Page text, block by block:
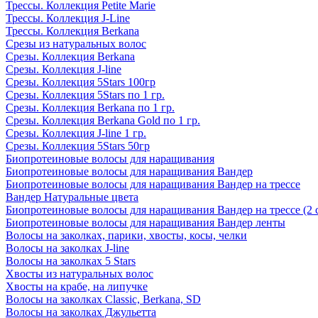
Трессы. Коллекция Petite Marie
Трессы. Коллекция J-Line
Трессы. Коллекция Berkana
Срезы из натуральных волос
Срезы. Коллекция Berkana
Срезы. Коллекция J-line
Срезы. Коллекция 5Stars 100гр
Срезы. Коллекция 5Stars по 1 гр.
Срезы. Коллекция Berkana по 1 гр.
Срезы. Коллекция Berkana Gold по 1 гр.
Срезы. Коллекция J-line 1 гр.
Срезы. Коллекция 5Stars 50гр
Биопротеиновые волосы для наращивания
Биопротеиновые волосы для наращивания Вандер
Биопротеиновые волосы для наращивания Вандер на трессе
Вандер Натуральные цвета
Биопротеиновые волосы для наращивания Вандер на трессе (2
Биопротеиновые волосы для наращивания Вандер ленты
Волосы на заколках, парики, хвосты, косы, челки
Волосы на заколках J-line
Волосы на заколках 5 Stars
Хвосты из натуральных волос
Хвосты на крабе, на липучке
Волосы на заколках Classic, Berkana, SD
Волосы на заколках Джульетта